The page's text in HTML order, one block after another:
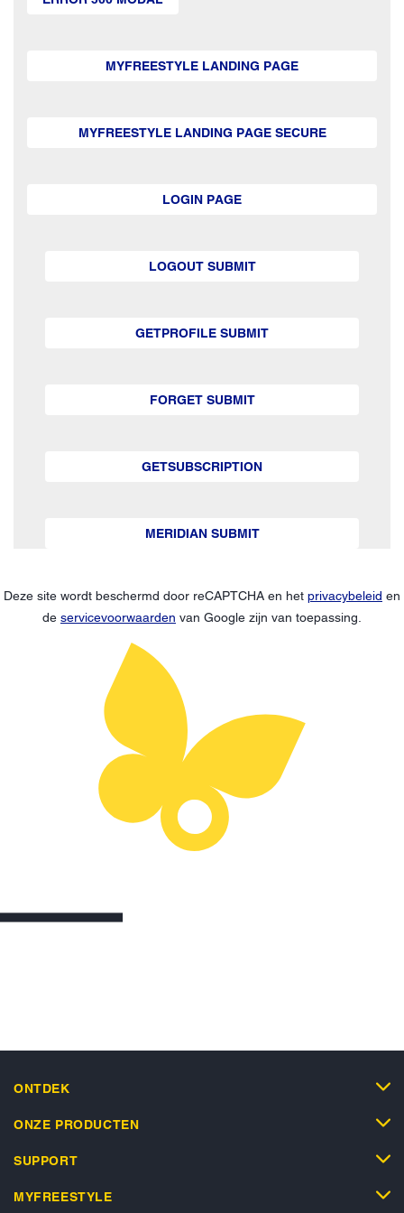
MYFREESTYLE LANDING PAGE
MYFREESTYLE LANDING PAGE SECURE
LOGIN PAGE
LOGOUT SUBMIT
GETPROFILE SUBMIT
FORGET SUBMIT
GETSUBSCRIPTION
MERIDIAN SUBMIT
Deze site wordt beschermd door reCAPTCHA en het privacybeleid en
de servicevoorwaarden van Google zijn van toepassing.
ONTDEK
ONZE PRODUCTEN
SUPPORT
MYFREESTYLE